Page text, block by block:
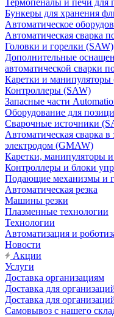
Термопеналы и печи для
Бункеры для хранения
Автоматическое
Автоматическая сварка
Головки и горелки (SAW)
Дополнительные
автоматической сварки
Каретки и манипуляторы
Контроллеры (SAW)
Запасные части
Оборудование для
Сварочные источники
Автоматическая сварка
электродом (GMAW)
Каретки, манипуляторы
Контроллеры и блоки
Подающие механизмы и
Автоматическая резка
Машины резки
Плазменные технологии
Технологии
Автоматизация и
Новости
Акции
Услуги
Доставка организациям
Доставка для
Доставка для
Самовывоз с нашего